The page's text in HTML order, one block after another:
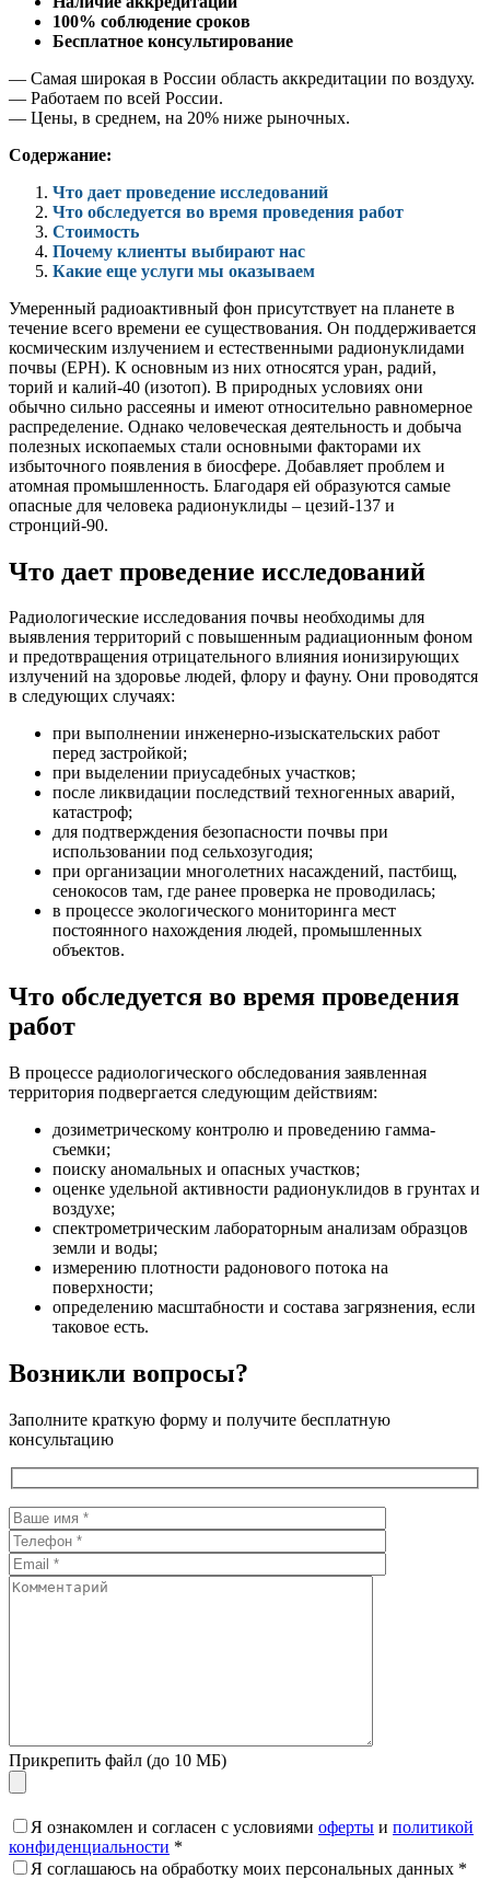
100% соблюдение сроков
Бесплатное консультирование
— Самая широкая в России область аккредитации по воздуху.
— Работаем по всей России.
— Цены, в среднем, на 20% ниже рыночных.
Содержание:
Что дает проведение исследований
Что обследуется во время проведения работ
Стоимость
Почему клиенты выбирают нас
Какие еще услуги мы оказываем
Умеренный радиоактивный фон присутствует на планете в
течение всего времени ее существования. Он поддерживается
космическим излучением и естественными радионуклидами
почвы (ЕРН). К основным из них относятся уран, радий,
торий и калий-40 (изотоп). В природных условиях они
обычно сильно рассеяны и имеют относительно равномерное
распределение. Однако человеческая деятельность и добыча
полезных ископаемых стали основными факторами их
избыточного появления в биосфере. Добавляет проблем и
атомная промышленность. Благодаря ей образуются самые
опасные для человека радионуклиды – цезий-137 и
стронций-90.
Что дает проведение исследований
Радиологические исследования почвы необходимы для
выявления территорий с повышенным радиационным фоном
и предотвращения отрицательного влияния ионизирующих
излучений на здоровье людей, флору и фауну. Они проводятся
в следующих случаях:
при выполнении инженерно-изыскательских работ
перед застройкой;
при выделении приусадебных участков;
после ликвидации последствий техногенных аварий,
катастроф;
для подтверждения безопасности почвы при
использовании под сельхозугодия;
при организации многолетних насаждений, пастбищ,
сенокосов там, где ранее проверка не проводилась;
в процессе экологического мониторинга мест
постоянного нахождения людей, промышленных
объектов.
Что обследуется во время проведения
работ
В процессе радиологического обследования заявленная
территория подвергается следующим действиям:
дозиметрическому контролю и проведению гамма-
съемки;
поиску аномальных и опасных участков;
оценке удельной активности радионуклидов в грунтах и
воздухе;
спектрометрическим лабораторным анализам образцов
земли и воды;
измерению плотности радонового потока на
поверхности;
определению масштабности и состава загрязнения, если
таковое есть.
Возникли вопросы?
Заполните краткую форму и получите бесплатную
консультацию
Прикрепить файл (до 10 МБ)
Я ознакомлен и согласен с условиями оферты и политикой
конфиденциальности *
Я соглашаюсь на обработку моих персональных данных *